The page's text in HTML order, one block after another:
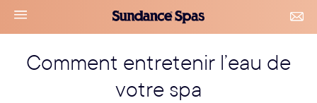
Accéder
navigation
menu
Sundance
Spas
Comment entretenir l’eau de
votre spa